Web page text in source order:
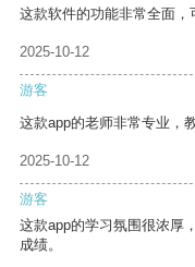
这款软件的功能非常全面，
2025-10-12
游客
这款app的老师非常专业，
2025-10-12
游客
这款app的学习氛围很浓厚
成绩。